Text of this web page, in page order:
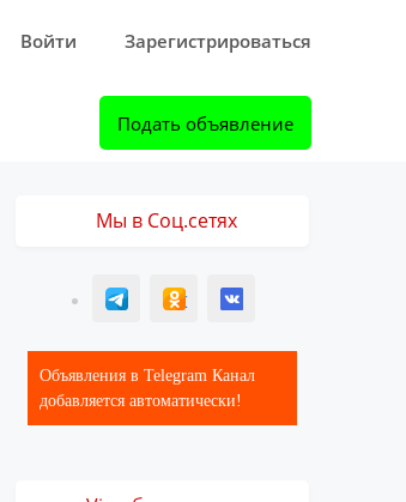
Войти Зарегистрироваться
Подать объявление
Мы в Соц.сетях
T ОК ВК
Объявления в Telegram Канал
добавляется автоматически!